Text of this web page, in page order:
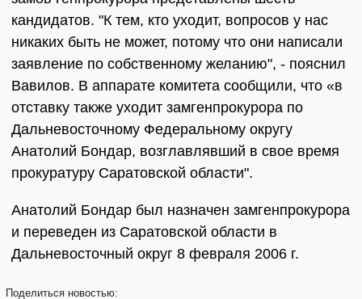
кандидатов. "К тем, кто уходит, вопросов у нас
никаких быть не может, потому что они написали
заявление по собственному желанию", - пояснил
Вавилов. В аппарате комитета сообщили, что «в
отставку также уходит замгенпрокурора по
Дальневосточному Федеральному округу
Анатолий Бондар, возглавлявший в свое время
прокуратуру Саратовской области".
Анатолий Бондар был назначен замгенпрокурора
и переведен из Саратовской области в
Дальневосточный округ 8 февраля 2006 г.
Поделиться новостью: